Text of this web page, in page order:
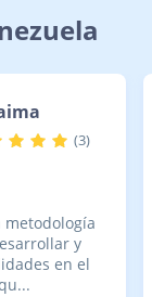
(3)
metodología
y
en el